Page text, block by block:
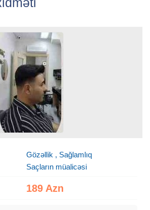
Gözəllik , Sağlamlıq
Saçların müalicəsi
189 Azn